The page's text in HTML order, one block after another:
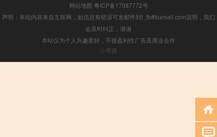
网站地图 粤ICP备17087772号
声明：本站内容来自互联网，如信息有错误可发邮件到f_fb#foxmail.com说明，我们
会及时纠正，谢谢
本站仅为个人兴趣爱好，不接盈利性广告及商业合作
小男孩